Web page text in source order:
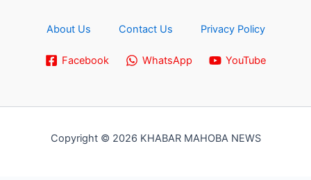
About Us Contact Us Privacy Policy
Facebook WhatsApp YouTube
Copyright © 2026 KHABAR MAHOBA NEWS